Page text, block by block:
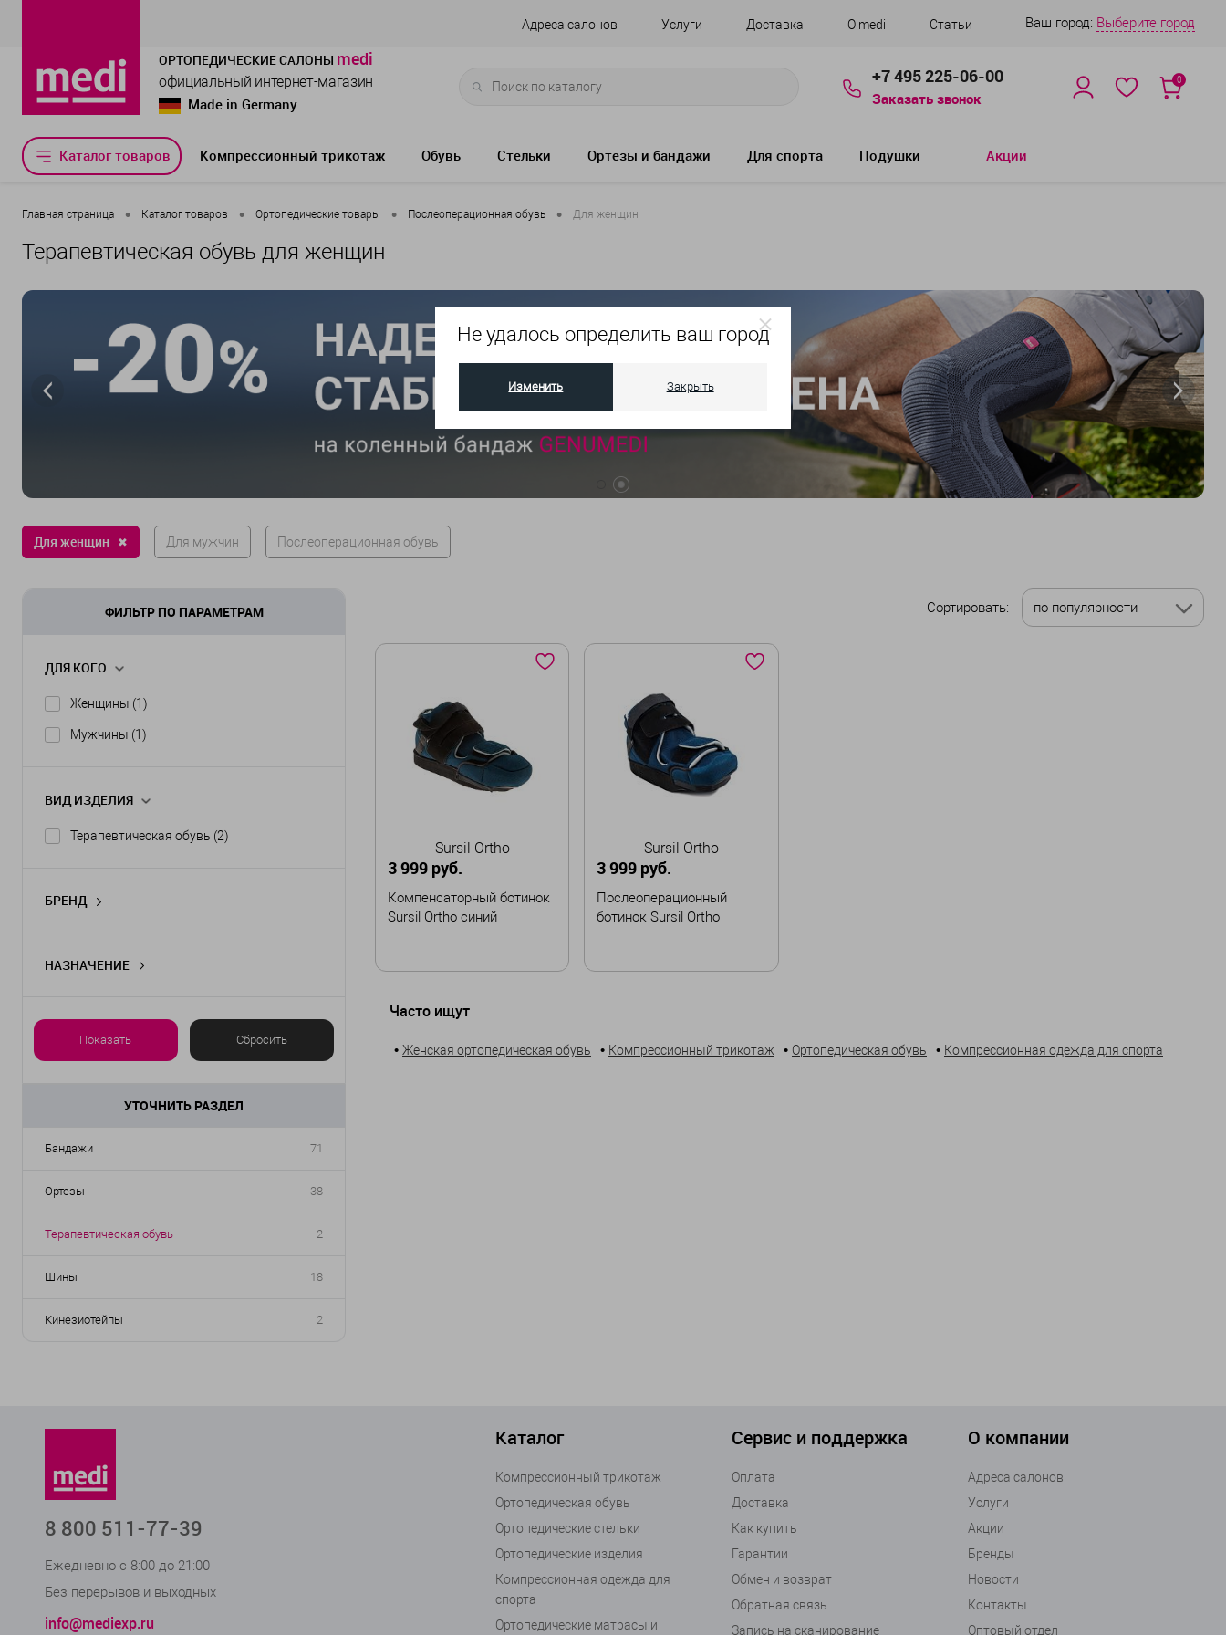
Не удалось определить ваш город
Изменить Закрыть
Адреса салонов Услуги Доставка О medi Статьи Ваш город: Выберите город
ОРТОПЕДИЧЕСКИЕ САЛОНЫ medi
официальный интернет-магазин
Made in Germany
+7 495 225-06-00
Заказать звонок
0
Каталог товаров Компрессионный трикотаж Обувь Стельки Ортезы и бандажи Для спорта Подушки Акции
Главная страница • Каталог товаров • Ортопедические товары • Послеоперационная обувь • Для женщин
Терапевтическая обувь для женщин
Для женщин ✖ Для мужчин Послеоперационная обувь
ФИЛЬТР ПО ПАРАМЕТРАМ
ДЛЯ КОГО
Женщины (1)
Мужчины (1)
ВИД ИЗДЕЛИЯ
Терапевтическая обувь (2)
БРЕНД
НАЗНАЧЕНИЕ
Показать Сбросить
УТОЧНИТЬ РАЗДЕЛ
Бандажи 71
Ортезы 38
Терапевтическая обувь 2
Шины 18
Кинезиотейпы 2
Сортировать: по популярности
Sursil Ortho
3 999 руб.
Компенсаторный ботинок
Sursil Ortho синий
S M L
Sursil Ortho
3 999 руб.
Послеоперационный
ботинок Sursil Ortho
Часто ищут
• Женская ортопедическая обувь • Компрессионный трикотаж • Ортопедическая обувь • Компрессионная одежда для спорта
8 800 511-77-39
Ежедневно с 8:00 до 21:00
Без перерывов и выходных
info@mediexp.ru
Каталог
Компрессионный трикотаж
Ортопедическая обувь
Ортопедические стельки
Ортопедические изделия
Компрессионная одежда для
спорта
Ортопедические матрасы и
Сервис и поддержка
Оплата
Доставка
Как купить
Гарантии
Обмен и возврат
Обратная связь
Запись на сканирование
О компании
Адреса салонов
Услуги
Акции
Бренды
Новости
Контакты
Оптовый отдел